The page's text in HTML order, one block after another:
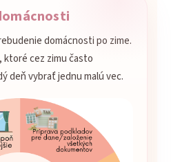
domácnosti po zime.
ktoré cez zimu často
deň vybrať jednu malú vec.